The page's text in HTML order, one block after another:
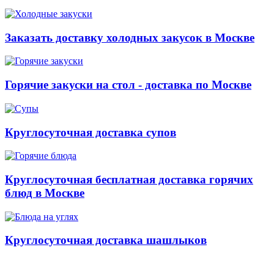
Заказать доставку холодных закусок в Москве
Горячие закуски на стол - доставка по Москве
Круглосуточная доставка супов
Круглосуточная бесплатная доставка горячих
блюд в Москве
Круглосуточная доставка шашлыков